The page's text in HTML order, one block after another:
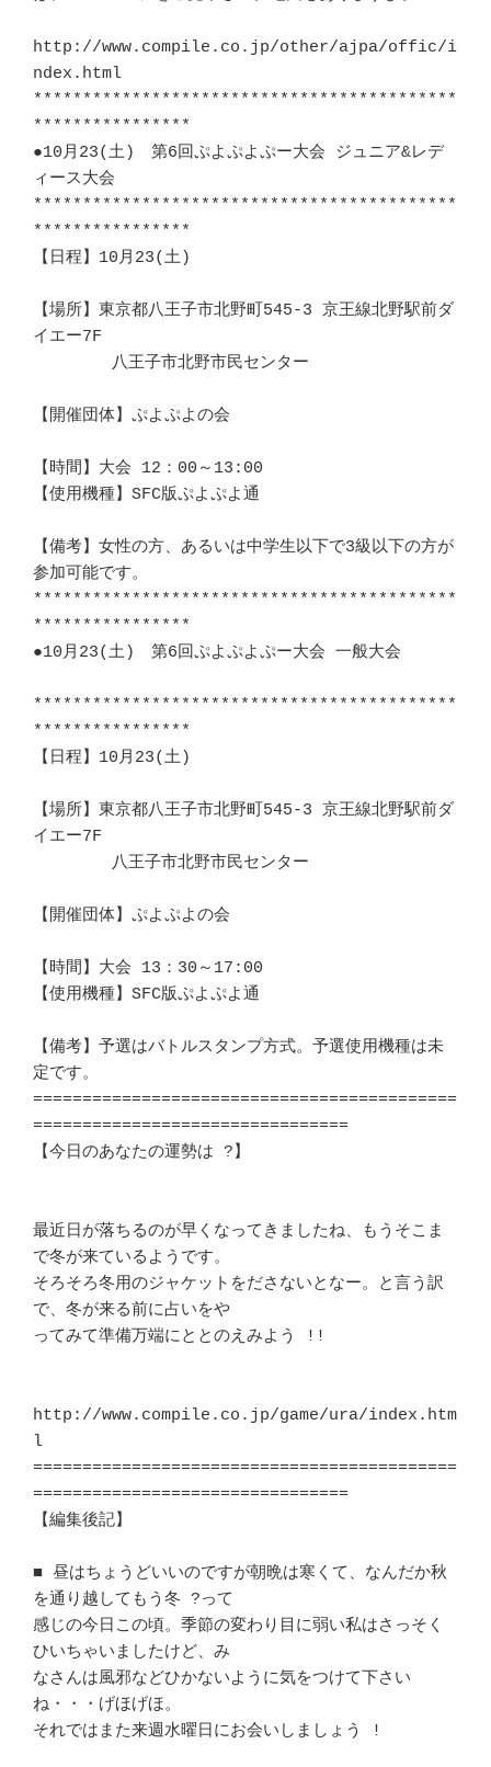
http://www.compile.co.jp/other/ajpa/offic/i
ndex.html
*******************************************
****************
●10月23(土)　第6回ぷよぷよぷー大会 ジュニア&レデ
ィース大会
*******************************************
****************
【日程】10月23(土)
【場所】東京都八王子市北野町545-3 京王線北野駅前ダ
イエー7F
【開催団体】ぷよぷよの会
【時間】大会 12：00～13:00
【使用機種】SFC版ぷよぷよ通
【備考】女性の方、あるいは中学生以下で3級以下の方が
参加可能です。
*******************************************
****************
●10月23(土)　第6回ぷよぷよぷー大会 一般大会
*******************************************
****************
【日程】10月23(土)
【場所】東京都八王子市北野町545-3 京王線北野駅前ダ
イエー7F
【開催団体】ぷよぷよの会
【時間】大会 13：30～17:00
【使用機種】SFC版ぷよぷよ通
【備考】予選はバトルスタンプ方式。予選使用機種は未
定です。
===========================================
================================
【今日のあなたの運勢は ?】
最近日が落ちるのが早くなってきましたね、もうそこま
で冬が来ているようです。
そろそろ冬用のジャケットをださないとなー。と言う訳
で、冬が来る前に占いをや
ってみて準備万端にととのえみよう !!
http://www.compile.co.jp/game/ura/index.htm
l
===========================================
================================
【編集後記】
■ 昼はちょうどいいのですが朝晩は寒くて、なんだか秋
を通り越してもう冬 ?って
感じの今日この頃。季節の変わり目に弱い私はさっそく
ひいちゃいましたけど、み
なさんは風邪などひかないように気をつけて下さい
ね・・・げほげほ。
それではまた来週水曜日にお会いしましょう !